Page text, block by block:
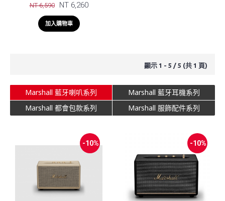
NT 6,590 NT 6,260
加入購物車
顯示 1 - 5 / 5 (共 1 頁)
Marshall 藍牙喇叭系列
Marshall 藍牙耳機系列
Marshall 都會包款系列
Marshall 服飾配件系列
-10% -10%